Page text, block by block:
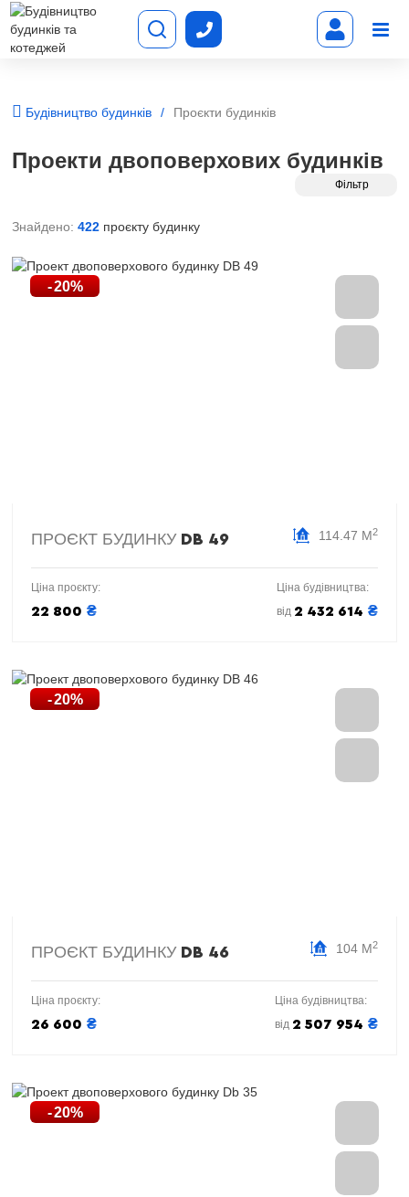
Будівництво будинків Проєкти будинків
Проекти двоповерхових будинків
Фільтр
Знайдено: 422 проєкту будинку
ПРОЄКТ БУДИНКУ DB 49 114.47 М2
Ціна проєкту:
22 800 ₴
Ціна будівництва:
від 2 432 614 ₴
ПРОЄКТ БУДИНКУ DB 46 104 М2
Ціна проєкту:
26 600 ₴
Ціна будівництва:
від 2 507 954 ₴